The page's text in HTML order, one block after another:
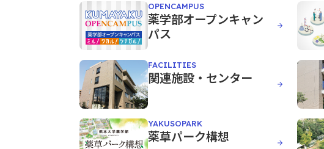
OPENCAMPUS
薬学部オープンキャン
パス
FACILITIES
関連施設・センター
YAKUSOPARK
薬草パーク構想